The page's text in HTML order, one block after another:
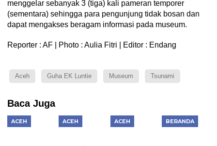
menggelar sebanyak 3 (tiga) kali pameran temporer
(sementara) sehingga para pengunjung tidak bosan dan
dapat mengakses beragam informasi pada museum.
Reporter : AF | Photo : Aulia Fitri | Editor : Endang
Aceh Guha EK Luntie Museum Tsunami
Baca Juga
ACEH ACEH ACEH BERANDA